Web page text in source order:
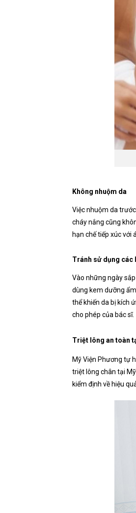
Không nhuộm da
Việc nhuộm da
cháy nắng cũng
hạn chế tiếp xúc với
Tránh sử dụng các
Vào những ngày
dùng kem dưỡng
thể khiến da bị kích
cho phép của bác sĩ.
Triệt lông an toàn
Mỹ Viện Phương tự
triệt lông chân tại
kiểm định về hiệu